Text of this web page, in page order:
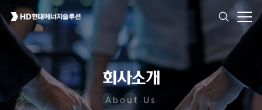
회사소개
About Us